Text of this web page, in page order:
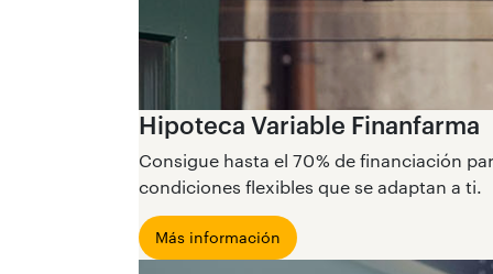
Hipoteca Variable Finanfarma
Consigue hasta el 70 % de financiación
condiciones flexibles que se adaptan a ti.
Más información